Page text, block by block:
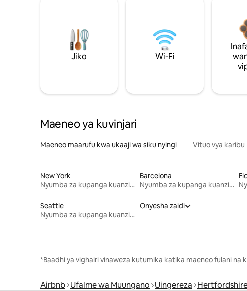
Jiko Wi-Fi
Maeneo ya kuvinjari
Maeneo maarufu kwa ukaaji wa siku nyingi Vituo vya karibu
New York
Nyumba za kupanga kuanzia mwezi mmoja
Barcelona
Nyumba za kupanga kuanzia mwezi mmoja
Seattle
Nyumba za kupanga kuanzia mwezi mmoja
Onyesha zaidi
*Baadhi ya vighairi vinaweza kutumika katika maeneo fulani na
Airbnb Ufalme wa Muungano Uingereza